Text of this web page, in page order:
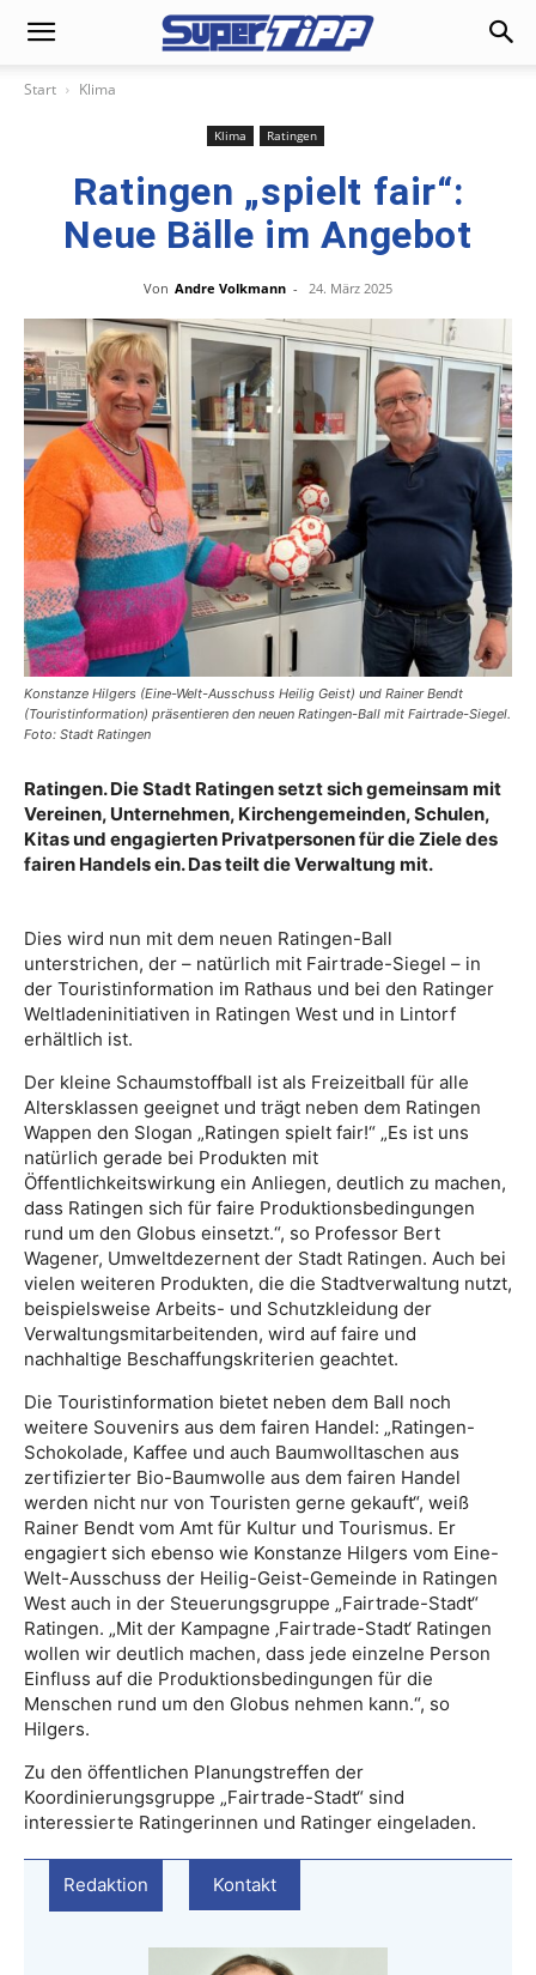
Start Klima
Klima Ratingen
Ratingen „spielt fair“:
Neue Bälle im Angebot
Von Andre Volkmann - 24. März 2025
Konstanze Hilgers (Eine-Welt-Ausschuss Heilig Geist) und Rainer Bendt
(Touristinformation) präsentieren den neuen Ratingen-Ball mit Fairtrade-Siegel.
Foto: Stadt Ratingen
Ratingen. Die Stadt Ratingen setzt sich gemeinsam mit
Vereinen, Unternehmen, Kirchengemeinden, Schulen,
Kitas und engagierten Privatpersonen für die Ziele des
fairen Handels ein. Das teilt die Verwaltung mit.
Dies wird nun mit dem neuen Ratingen-Ball
unterstrichen, der – natürlich mit Fairtrade-Siegel – in
der Touristinformation im Rathaus und bei den Ratinger
Weltladeninitiativen in Ratingen West und in Lintorf
erhältlich ist.
Der kleine Schaumstoffball ist als Freizeitball für alle
Altersklassen geeignet und trägt neben dem Ratingen
Wappen den Slogan „Ratingen spielt fair!“ „Es ist uns
natürlich gerade bei Produkten mit
Öffentlichkeitswirkung ein Anliegen, deutlich zu machen,
dass Ratingen sich für faire Produktionsbedingungen
rund um den Globus einsetzt.“, so Professor Bert
Wagener, Umweltdezernent der Stadt Ratingen. Auch bei
vielen weiteren Produkten, die die Stadtverwaltung nutzt,
beispielsweise Arbeits- und Schutzkleidung der
Verwaltungsmitarbeitenden, wird auf faire und
nachhaltige Beschaffungskriterien geachtet.
Die Touristinformation bietet neben dem Ball noch
weitere Souvenirs aus dem fairen Handel: „Ratingen-
Schokolade, Kaffee und auch Baumwolltaschen aus
zertifizierter Bio-Baumwolle aus dem fairen Handel
werden nicht nur von Touristen gerne gekauft“, weiß
Rainer Bendt vom Amt für Kultur und Tourismus. Er
engagiert sich ebenso wie Konstanze Hilgers vom Eine-
Welt-Ausschuss der Heilig-Geist-Gemeinde in Ratingen
West auch in der Steuerungsgruppe „Fairtrade-Stadt“
Ratingen. „Mit der Kampagne ‚Fairtrade-Stadt‘ Ratingen
wollen wir deutlich machen, dass jede einzelne Person
Einfluss auf die Produktionsbedingungen für die
Menschen rund um den Globus nehmen kann.“, so
Hilgers.
Zu den öffentlichen Planungstreffen der
Koordinierungsgruppe „Fairtrade-Stadt“ sind
interessierte Ratingerinnen und Ratinger eingeladen.
Redaktion Kontakt